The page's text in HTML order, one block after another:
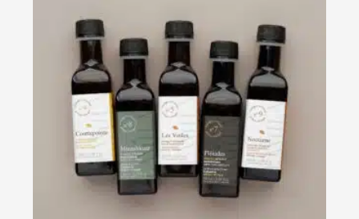
de
prix :
$55.00
à
$104.00